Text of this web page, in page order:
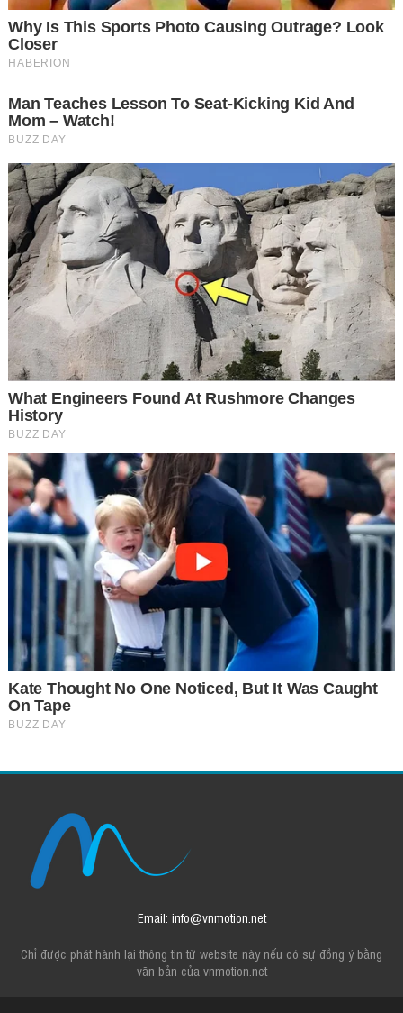
Email: info@vnmotion.net
Chỉ được phát hành lại thông tin từ website này nếu có sự đồng ý bằng
văn bản của vnmotion.net